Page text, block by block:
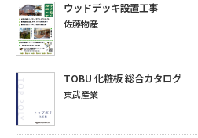
ウッドデッキ設置工事
佐藤物産
TOBU 化粧板 総合カタログ
東武産業